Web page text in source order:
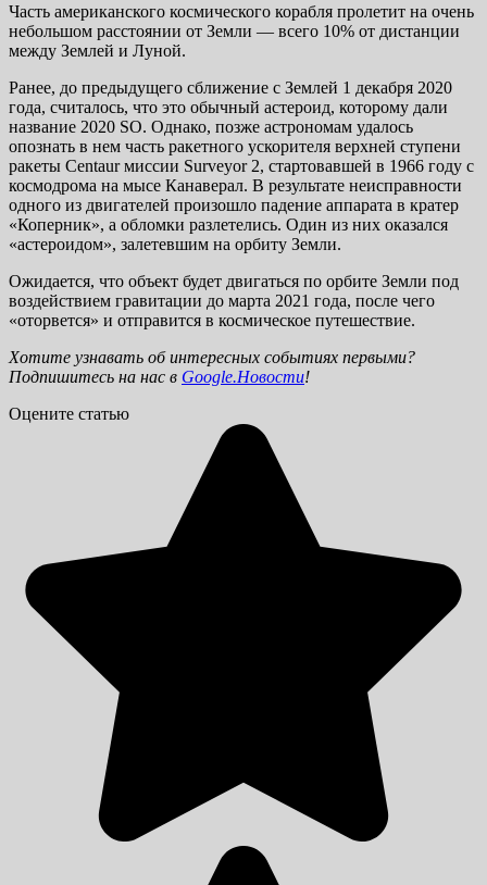
Часть американского космического корабля пролетит на очень
небольшом расстоянии от Земли — всего 10% от дистанции
между Землей и Луной.
Ранее, до предыдущего сближение с Землей 1 декабря 2020
года, считалось, что это обычный астероид, которому дали
название 2020 SO. Однако, позже астрономам удалось
опознать в нем часть ракетного ускорителя верхней ступени
ракеты Centaur миссии Surveyor 2, стартовавшей в 1966 году с
космодрома на мысе Канаверал. В результате неисправности
одного из двигателей произошло падение аппарата в кратер
«Коперник», а обломки разлетелись. Один из них оказался
«астероидом», залетевшим на орбиту Земли.
Ожидается, что объект будет двигаться по орбите Земли под
воздействием гравитации до марта 2021 года, после чего
«оторвется» и отправится в космическое путешествие.
Хотите узнавать об интересных событиях первыми?
Подпишитесь на нас в Google.Новости!
Оцените статью